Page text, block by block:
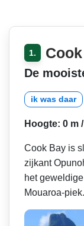
1.
De
ik was daar
Hoogte: 0 m
Cook Bay is
zijkant
het
Mouaroa-piek.